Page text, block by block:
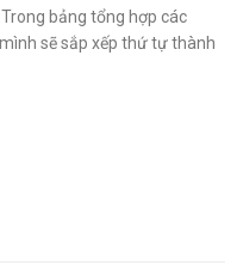
bảng tổng hợp các
sẽ sắp xếp thứ tự thành